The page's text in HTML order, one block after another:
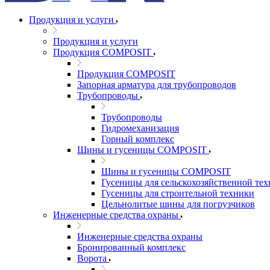
Продукция и услуги
Продукция и услуги
Продукция COMPOSIT
Продукция COMPOSIT
Запорная арматура для трубопроводов
Трубопроводы
Трубопроводы
Гидромеханизация
Горный комплекс
Шины и гусеницы COMPOSIT
Шины и гусеницы COMPOSIT
Гусеницы для сельскохозяйственной
Гусеницы для строительной техники
Цельнолитые шины для погрузчиков
Инженерные средства охраны
Инженерные средства охраны
Бронированный комплекс
Ворота